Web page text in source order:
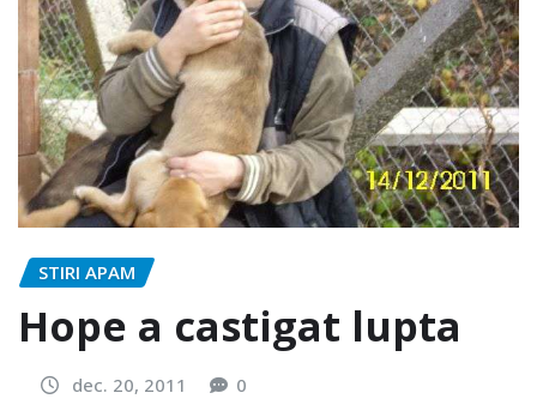
STIRI APAM
Hope a castigat lupta
dec. 20, 2011 0